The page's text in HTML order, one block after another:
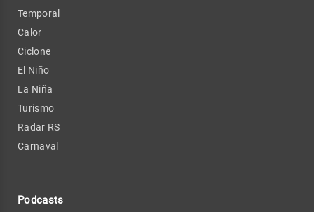
Temporal
Calor
Ciclone
El Niño
La Niña
Turismo
Radar RS
Carnaval
Podcasts